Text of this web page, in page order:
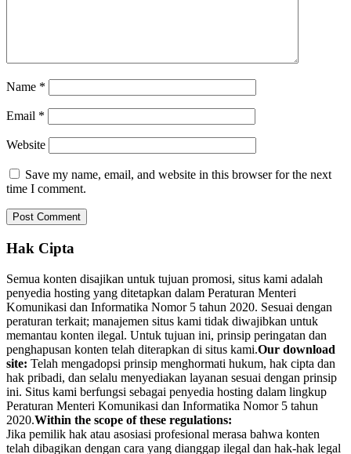
Name *
Email *
Website
Save my name, email, and website in this browser for the next
time I comment.
Hak Cipta
Semua konten disajikan untuk tujuan promosi, situs kami adalah
penyedia hosting yang ditetapkan dalam Peraturan Menteri
Komunikasi dan Informatika Nomor 5 tahun 2020. Sesuai dengan
peraturan terkait; manajemen situs kami tidak diwajibkan untuk
memantau konten ilegal. Untuk tujuan ini, prinsip peringatan dan
penghapusan konten telah diterapkan di situs kami.Our download
site: Telah mengadopsi prinsip menghormati hukum, hak cipta dan
hak pribadi, dan selalu menyediakan layanan sesuai dengan prinsip
ini. Situs kami berfungsi sebagai penyedia hosting dalam lingkup
Peraturan Menteri Komunikasi dan Informatika Nomor 5 tahun
2020.Within the scope of these regulations:
Jika pemilik hak atau asosiasi profesional merasa bahwa konten
telah dibagikan dengan cara yang dianggap ilegal dan hak-hak legal